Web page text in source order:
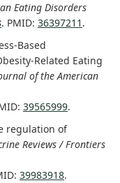
Eating Disorders
. PMID: 36397211 .
Based
Related Eating
of the American
39565999.
regulation of
Reviews / Frontiers
39983918.